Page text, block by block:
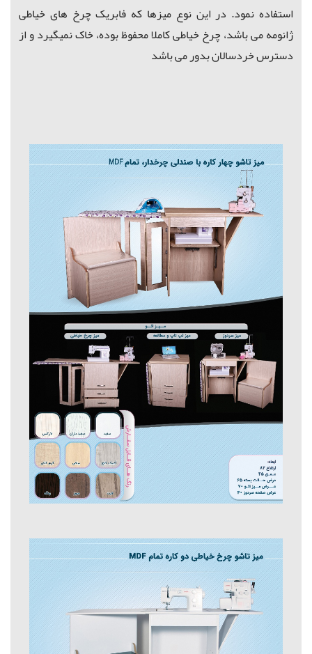
استفاده نمود. در این نوع میزها که فابریک چرخ های خیاطی
ژانومه می باشد، چرخ خیاطی کاملا محفوظ بوده، خاک نمیگیرد و از
دسترس خردسالان بدور می باشد